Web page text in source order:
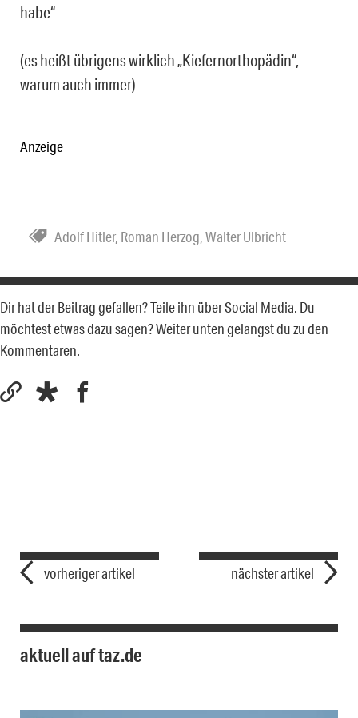
habe“
(es heißt übrigens wirklich „Kiefernorthopädin“,
warum auch immer)
Anzeige
Adolf Hitler, Roman Herzog,Walter Ulbricht
Dir hat der Beitrag gefallen? Teile ihn über Social Media. Du
möchtest etwas dazu sagen? Weiter unten gelangst du zu den
Kommentaren.
vorheriger artikel nächster artikel
aktuell auf taz.de